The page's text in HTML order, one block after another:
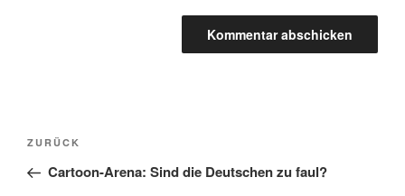
Beitragsnavigation
Vorheriger
Beitrag
ZURÜCK
Cartoon-Arena: Sind die Deutschen zu faul?